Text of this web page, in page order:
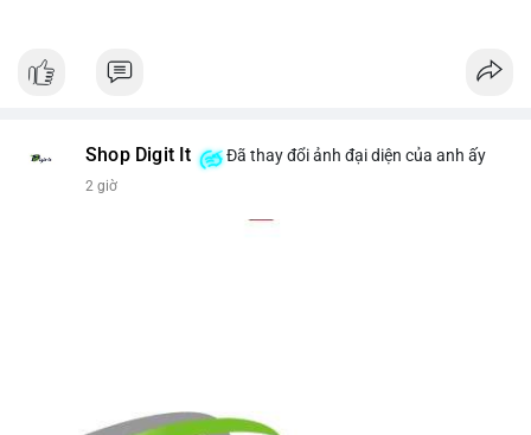
Shop Digit It Đã thay đổi ảnh đại diện của anh ấy
2 giờ